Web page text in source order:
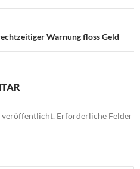
Warnung floss Geld
veröffentlicht. Erforderliche Felder